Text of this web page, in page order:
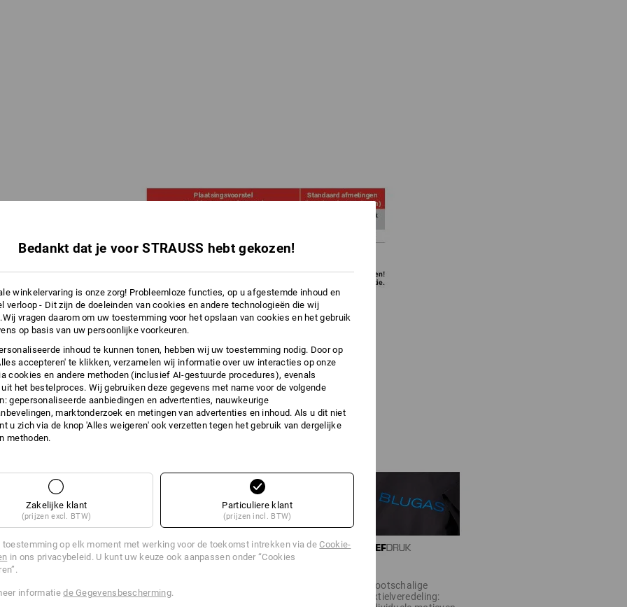
per product en plaatsing is bepalend!
(stap 1) vindt u een overzicht van welke
tot welke maat op de plaatsing van uw keuze haalbaar is.
de verschillende afwerkingstechnieken vindt u hier:
herbruikbaar: uw
en softshell: uw
Grootschalige
textielveredeling:
Bedankt dat je voor STRAUSS hebt gekozen!
winkelervaring is onze zorg! Probleemloze functies, op u afgestemde inhoud en
verloop - Dit zijn de doeleinden van cookies en andere technologieën die wij
vragen daarom om uw toestemming voor het opslaan van cookies en het gebruik
op basis van uw persoonlijke voorkeuren.
inhoud te kunnen tonen, hebben wij uw toestemming nodig. Door op
accepteren' te klikken, verzamelen wij informatie over uw interacties op onze
cookies en andere methoden (inclusief AI-gestuurde procedures), evenals
het bestelproces. Wij gebruiken deze gegevens met name voor de volgende
gepersonaliseerde aanbiedingen en advertenties, nauwkeurige
marktonderzoek en metingen van advertenties en inhoud. Als u dit niet
u zich via de knop 'Alles weigeren' ook verzetten tegen het gebruik van dergelijke
methoden.
Zakelijke klant
(prijzen excl. BTW)
Particuliere klant
(prijzen incl. BTW)
toestemming op elk moment met werking voor de toekomst intrekken via deCookie-
in ons privacybeleid. U kunt uw keuze ook aanpassen onder “Cookies
informatiede Gegevensbescherming.